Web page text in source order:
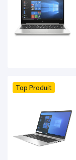
Top Produit